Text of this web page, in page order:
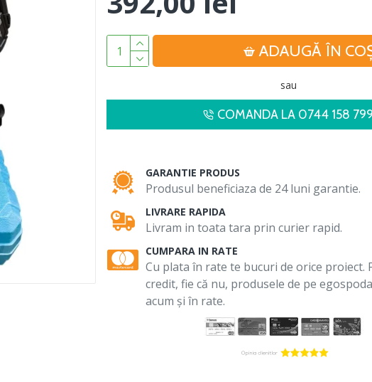
ADAUGĂ ÎN
sau
COMANDA LA 0744 158 799
GARANTIE PRODUS
Produsul beneficiaza de 24 luni garantie.
LIVRARE RAPIDA
Livram in toata tara prin curier rapid.
CUMPARA IN RATE
Cu plata în rate te bucuri de orice proiect.
credit, fie că nu, produsele de pe
acum și în rate.